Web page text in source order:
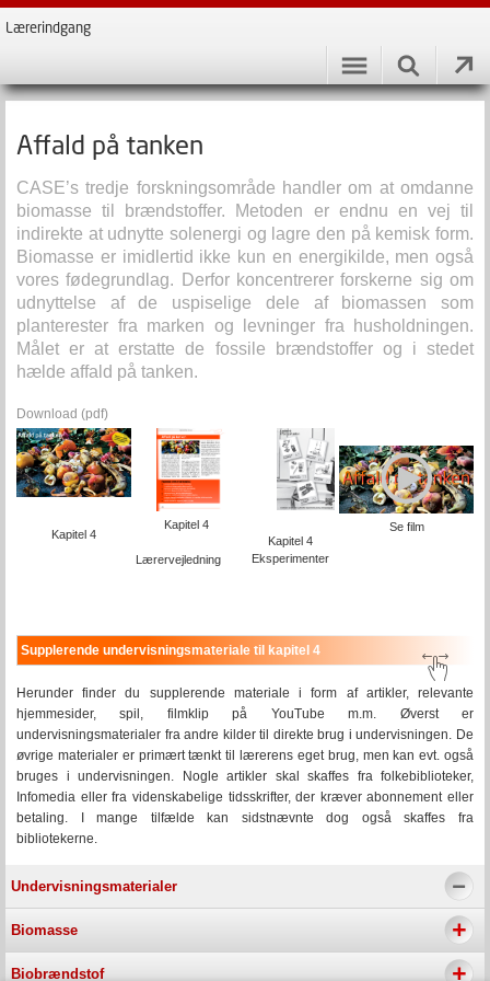
Lærerindgang
Affald på tanken
CASE’s tredje forskningsområde handler om at omdanne
biomasse til brændstoffer. Metoden er endnu en vej til
indirekte at udnytte solenergi og lagre den på kemisk form.
Biomasse er imidlertid ikke kun en energikilde, men også
vores fødegrundlag. Derfor koncentrerer forskerne sig om
udnyttelse af de uspiselige dele af biomassen som
planterester fra marken og levninger fra husholdningen.
Målet er at erstatte de fossile brændstoffer og i stedet
hælde affald på tanken.
Download (pdf)
Kapitel 4
Kapitel 4
Lærervejledning
Kapitel 4
Eksperimenter
Se film
Supplerende undervisningsmateriale til kapitel 4
Herunder finder du supplerende materiale i form af artikler, relevante
hjemmesider, spil, filmklip på YouTube m.m. Øverst er
undervisningsmaterialer fra andre kilder til direkte brug i undervisningen. De
øvrige materialer er primært tænkt til lærerens eget brug, men kan evt. også
bruges i undervisningen. Nogle artikler skal skaffes fra folkebiblioteker,
Infomedia eller fra videnskabelige tidsskrifter, der kræver abonnement eller
betaling. I mange tilfælde kan sidstnævnte dog også skaffes fra
bibliotekerne.
Undervisningsmaterialer
Biomasse
Biobrændstof